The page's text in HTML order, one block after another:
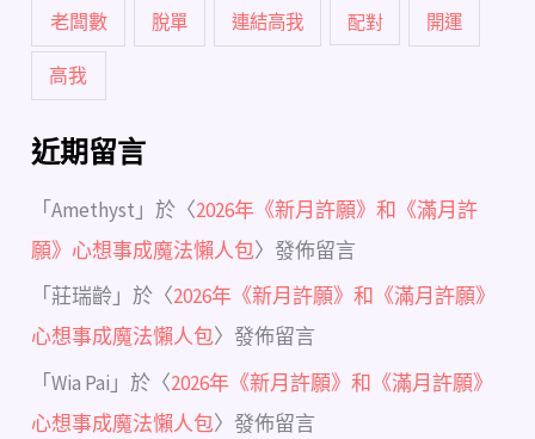
老闆數 脫單 連結高我 配對 開運
高我
近期留言
「Amethyst 」於〈2026年《新月許願》和《滿月許
願》心想事成魔法懶人包〉發佈留言
「莊瑞齡 」於〈2026年《新月許願》和《滿月許願》
心想事成魔法懶人包〉發佈留言
「Wia Pai 」於〈2026年《新月許願》和《滿月許願》
心想事成魔法懶人包〉發佈留言